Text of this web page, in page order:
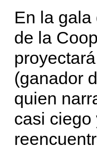
En la gala
de la
proyectará
(ganador
quien
casi ciego